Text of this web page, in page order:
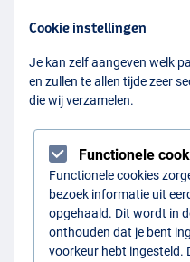
Cookie instellingen
Je kan zelf aangeven welk
en zullen te allen tijde zeer
die wij verzamelen.
Functionele
Functionele cookies
bezoek informatie uit
opgehaald. Dit wordt in
onthouden dat je bent
voorkeur hebt ingesteld.